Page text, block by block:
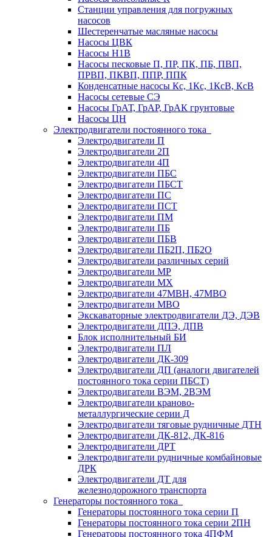
Станции управления для погружных
насосов
Шестеренчатые масляные насосы
Насосы ЦВК
Насосы Н1В
Насосы песковые П, ПР, ПК, ПБ, ПВП,
ПРВП, ПКВП, ППР, ППК
Конденсатные насосы Кс, 1Кс, 1КсВ, КсВ
Насосы сетевые СЭ
Насосы ГрАТ, ГрАР, ГрАК грунтовые
Насосы ЦН
Электродвигатели постоянного тока
Электродвигатели П
Электродвигатели 2П
Электродвигатели 4П
Электродвигатели ПБС
Электродвигатели ПБСТ
Электродвигатели ПС
Электродвигатели ПСТ
Электродвигатели ПМ
Электродвигатели ПБ
Электродвигатели ПБВ
Электродвигатели ПБ2П, ПБ2О
Электродвигатели различных серий
Электродвигатели МР
Электродвигатели MX
Электродвигатели 47MBH, 47МВО
Электродвигатели MBO
Экскаваторные электродвигатели ДЭ, ДЭВ
Электродвигатели ДПЭ, ДПВ
Блок исполнительный БИ
Электродвигатели ПЛ
Электродвигатели ДК-309
Электродвигатели ДП (аналоги двигателей
постоянного тока серии ПБСТ)
Электродвигатели ВЭМ, 2ВЭМ
Электродвигатели краново-
металлургические серии Д
Электродвигатели тяговые рудничные ДТН
Электродвигатели ДК-812, ДК-816
Электродвигатели ДРТ
Электродвигатели рудничные комбайновые
ДРК
Электродвигатели ДТ для
железнодорожного транспорта
Генераторы постоянного тока
Генераторы постоянного тока серии П
Генераторы постоянного тока серии 2ПН
Генераторы постоянного тока 4ПФМ